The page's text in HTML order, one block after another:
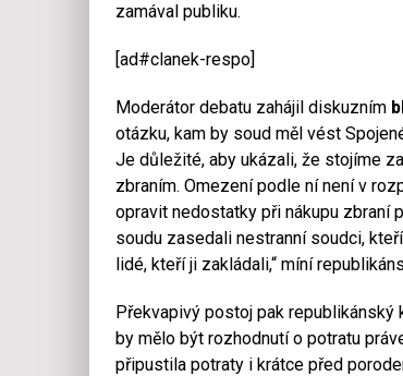
zamával publiku.
[ad#clanek-respo]
Moderátor debatu zahájil diskuzním
otázku, kam by soud měl vést
Je důležité, aby ukázali, že stojíme
zbraním. Omezení podle ní není v
opravit nedostatky při nákupu zbraní
soudu zasedali nestranní soudci,
lidé, kteří ji zakládali,“ míní
Překvapivý postoj pak republikánský
by mělo být rozhodnutí o potratu
připustila potraty i krátce před